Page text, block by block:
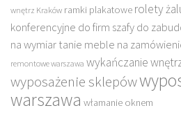
wnętrz Kraków ramki plakatowe rolety
konferencyjne do firm szafy do
na wymiar tanie meble na
remontowe warszawa wykańczanie
wyposażenie sklepów
warszawa włamanie oknem